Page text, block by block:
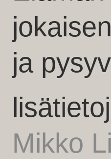
ja
Mikko